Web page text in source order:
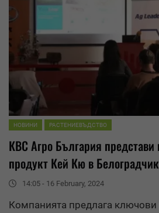
НОВИНИ РАСТЕНИЕВЪДСТВО
КВС Агро България представи
продукт Кей Кю в Белоградчик
14:05 - 16 February, 2024
Компанията предлага